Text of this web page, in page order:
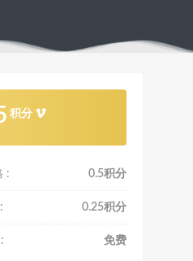
积分
: 0.5积分
0.25积分
免费